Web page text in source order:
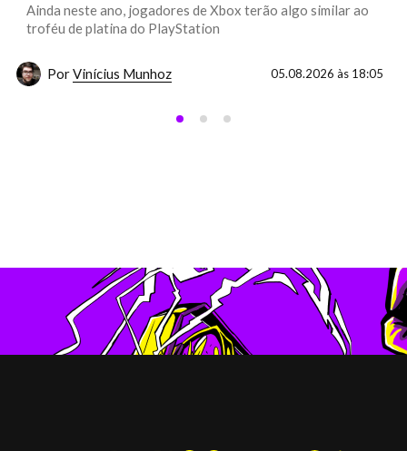
Ainda neste ano, jogadores de Xbox terão algo similar ao
troféu de platina do PlayStation
PorVinícius Munhoz 05.08.2026 às 18:05